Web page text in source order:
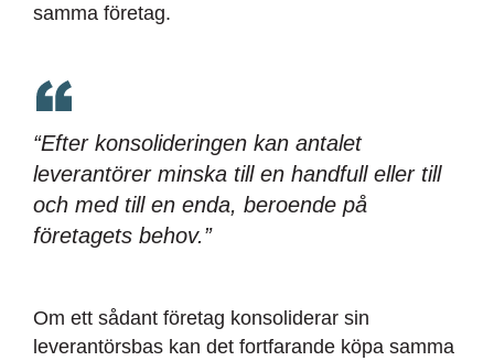
samma företag.
“Efter konsolideringen kan antalet
leverantörer minska till en handfull eller till
och med till en enda, beroende på
företagets behov.”
Om ett sådant företag konsoliderar sin
leverantörsbas kan det fortfarande köpa samma